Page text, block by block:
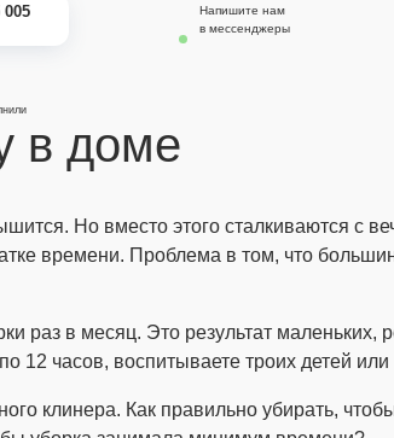
005
Напишите нам
в мессенджеры
в доме
Но вместо этого сталкиваются с
времени. Проблема в том, что
раз в месяц. Это результат
часов, воспитываете троих детей или
клинера. Как правильно убирать,